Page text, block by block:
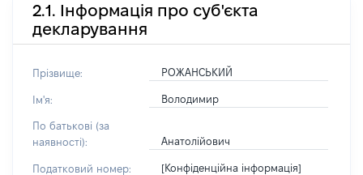
2.1. Інформація про суб'єкта
декларування
Прізвище: РОЖАНСЬКИЙ
Ім'я: Володимир
По батькові (за
наявності):
Анатолійович
Податковий номер: [Конфіденційна інформація]